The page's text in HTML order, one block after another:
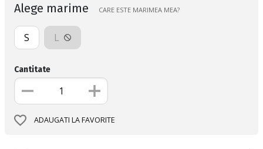
Alege marime CARE ESTE MARIMEA MEA?
S L
Cantitate
ADAUGATI LA FAVORITE